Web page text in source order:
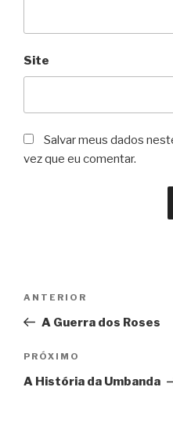
Site
Salvar meus dados
vez que eu comentar.
Post
Post
anterior
ANTERIOR
A Guerra dos Roses
Próximo
post
PRÓXIMO
A História da Umbanda